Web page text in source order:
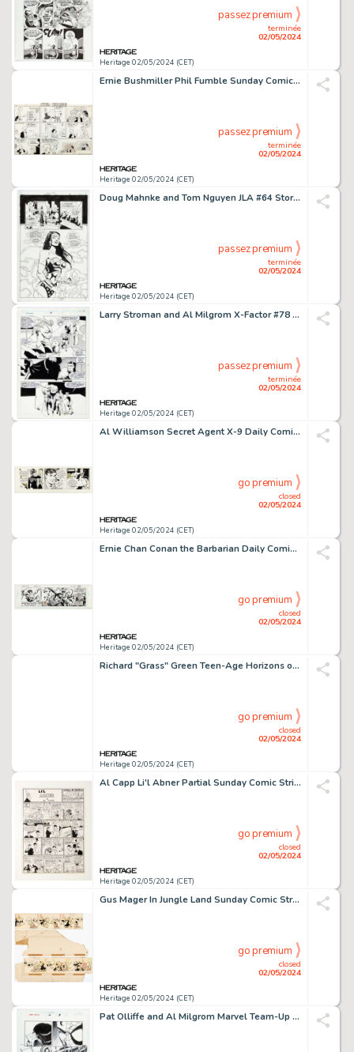
Heritage 02/05/2024 (CET)
terminée
02/05/2024
passez premium
Ernie Bushmiller Phil Fumble Sunday Comic Strip Original Art dated 9-11-38 (United Feature Syndicate, 1938).
Heritage 02/05/2024 (CET)
terminée
02/05/2024
passez premium
Doug Mahnke and Tom Nguyen JLA #64 Story Page 16 Original Art (DC, 2002).
Heritage 02/05/2024 (CET)
terminée
02/05/2024
passez premium
Larry Stroman and Al Milgrom X-Factor #78 Story Page 3 Original Art (Marvel, 1992).
Heritage 02/05/2024 (CET)
terminée
02/05/2024
passez premium
Al Williamson Secret Agent X-9 Daily Comic Strip Original Art dated 5-1-67 (King Features Syndicate, 1967).
Heritage 02/05/2024 (CET)
closed
02/05/2024
go premium
Ernie Chan Conan the Barbarian Daily Comic Strip dated 1-27-79 (The Register and Tribune Syndicate, 1979).
Heritage 02/05/2024 (CET)
closed
02/05/2024
go premium
Richard "Grass" Green Teen-Age Horizons of Shangri-La #2 Complete 10-Page Story "The Haunted Mansion/Inside the Haunted Mansion" Original Art (Kitchen Sink, 1972). (Total: 10 Original Art)
Heritage 02/05/2024 (CET)
closed
02/05/2024
go premium
Al Capp Li'l Abner Partial Sunday Comic Strip Original Art dated 6-20-43 (United Feature Syndicate, 1943).
Heritage 02/05/2024 (CET)
closed
02/05/2024
go premium
Gus Mager In Jungle Land Sunday Comic Strip Fragments Original Art Group of 2 (c. 1900). (Total: 2 Original Art)
Heritage 02/05/2024 (CET)
closed
02/05/2024
go premium
Pat Olliffe and Al Milgrom Marvel Team-Up #2 Story Page 3 Spider-Man Original Art (Marvel, 1997).